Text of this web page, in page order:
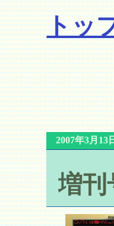
トッ
2007年3月13
増刊